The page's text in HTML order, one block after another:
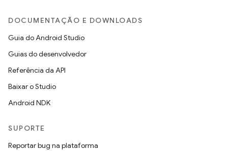
DOCUMENTAÇÃO E DOWNLOADS
Guia do Android Studio
Guias do desenvolvedor
Referência da API
Baixar o Studio
Android NDK
SUPORTE
Reportar bug na plataforma